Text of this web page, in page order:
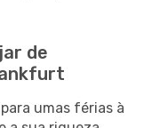
de
umas férias à